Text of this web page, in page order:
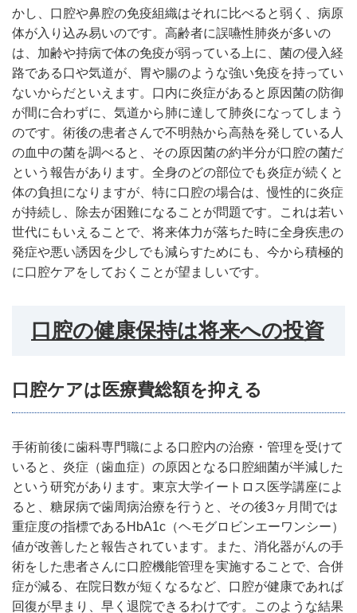
かし、口腔や鼻腔の免疫組織はそれに比べると弱く、病原
体が入り込み易いのです。高齢者に誤嚥性肺炎が多いの
は、加齢や持病で体の免疫が弱っている上に、菌の侵入経
路である口や気道が、胃や腸のような強い免疫を持ってい
ないからだといえます。口内に炎症があると原因菌の防御
が間に合わずに、気道から肺に達して肺炎になってしまう
のです。術後の患者さんで不明熱から高熱を発している人
の血中の菌を調べると、その原因菌の約半分が口腔の菌だ
という報告があります。全身のどの部位でも炎症が続くと
体の負担になりますが、特に口腔の場合は、慢性的に炎症
が持続し、除去が困難になることが問題です。これは若い
世代にもいえることで、将来体力が落ちた時に全身疾患の
発症や悪い誘因を少しでも減らすためにも、今から積極的
に口腔ケアをしておくことが望ましいです。
口腔の健康保持は将来への投資
口腔ケアは医療費総額を抑える
手術前後に歯科専門職による口腔内の治療・管理を受けて
いると、炎症（歯血症）の原因となる口腔細菌が半減した
という研究があります。東京大学イートロス医学講座によ
ると、糖尿病で歯周病治療を行うと、その後3ヶ月間では
重症度の指標であるHbA1c（ヘモグロビンエーワンシー）
値が改善したと報告されています。また、消化器がんの手
術をした患者さんに口腔機能管理を実施することで、合併
症が減る、在院日数が短くなるなど、口腔が健康であれば
回復が早まり、早く退院できるわけです。このような結果